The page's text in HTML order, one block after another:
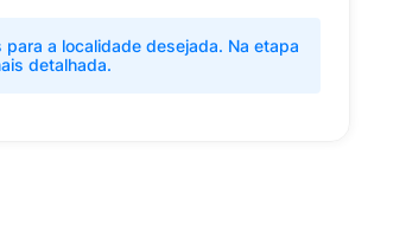
a localidade desejada. Na etapa
detalhada.